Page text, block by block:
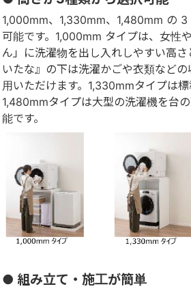
1,000mm、1,330mm、1,480mm の 3
可能です。1,000mm タイプは、女性
ん」に洗濯物を出し入れしやすい高
いたな』の下は洗濯かごや衣類など
用いただけます。1,330mmタイプは標
1,480mmタイプは大型の洗濯機を台
能です。
● 組み立て・施工が簡単